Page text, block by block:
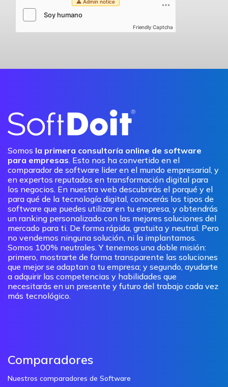
Friendly Captcha
Somos la primera consultoría online de software
para empresas. Esto nos ha convertido en el
comparador de software lider en el mundo empresarial, y
en expertos reputados en transformación digital para
los negocios. En nuestra web descubrirás el porqué y el
para qué de la tecnología digital, conocerás los tipos de
software que puedes utilizar en tu empresa, y obtendrás
un ranking personalizado con las mejores soluciones del
mercado para ti. De forma rápida, gratuita y neutral. Pero
no vendemos ninguna solución, ni la implantamos.
Somos 100% neutrales. Y tenemos una doble misión:
primero, mostrarte de forma transparente las soluciones
que mejor se adaptan a tu empresa; y segundo, ayudarte
a adquirir las competencias y habilidades que
necesitarás en un presente y futuro del trabajo cada vez
más tecnológico.
Comparadores
Nuestros comparadores de Software